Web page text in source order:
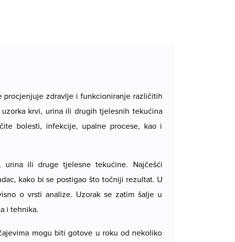
zdravlje i funkcioniranje različitih
krvi, urina ili drugih tjelesnih tekućina
bolesti, infekcije, upalne procese, kao i
urina ili druge tjelesne tekućine. Najčešći
kako bi se postigao što točniji rezultat. U
o vrsti analize. Uzorak se zatim šalje u
i tehnika.
mogu biti gotove u roku od nekoliko